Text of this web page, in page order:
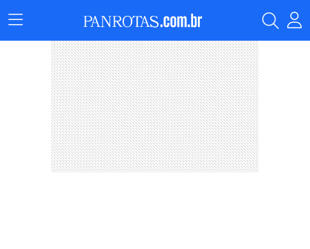
Menu
Principal